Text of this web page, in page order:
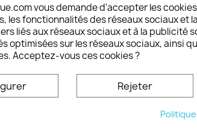
sécurisé choisistacoque
et remboursements
DOM TOM et outremer
personnaliser son
vous demande d'accepter les
les fonctionnalités des réseaux sociaux et
liés aux réseaux sociaux et à la publicité
optimisées sur les réseaux sociaux, ainsi
Acceptez-vous ces cookies ?
Rejeter